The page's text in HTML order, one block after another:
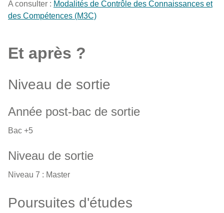
A consulter : Modalités de Contrôle des Connaissances et
des Compétences (M3C)
Et après ?
Niveau de sortie
Année post-bac de sortie
Bac +5
Niveau de sortie
Niveau 7 : Master
Poursuites d'études